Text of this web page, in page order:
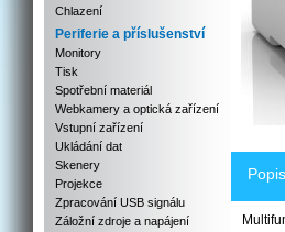
Chlazení
Periferie a příslušenství
Monitory
Tisk
Spotřební materiál
Webkamery a optická zařízení
Vstupní zařízení
Ukládání dat
Skenery
Projekce
Zpracování USB signálu
Záložní zdroje a napájení
Popis